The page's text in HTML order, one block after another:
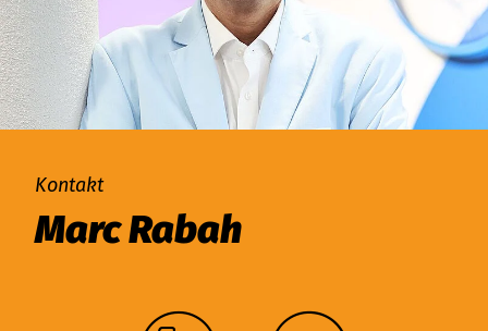
Kontakt
Marc Rabah